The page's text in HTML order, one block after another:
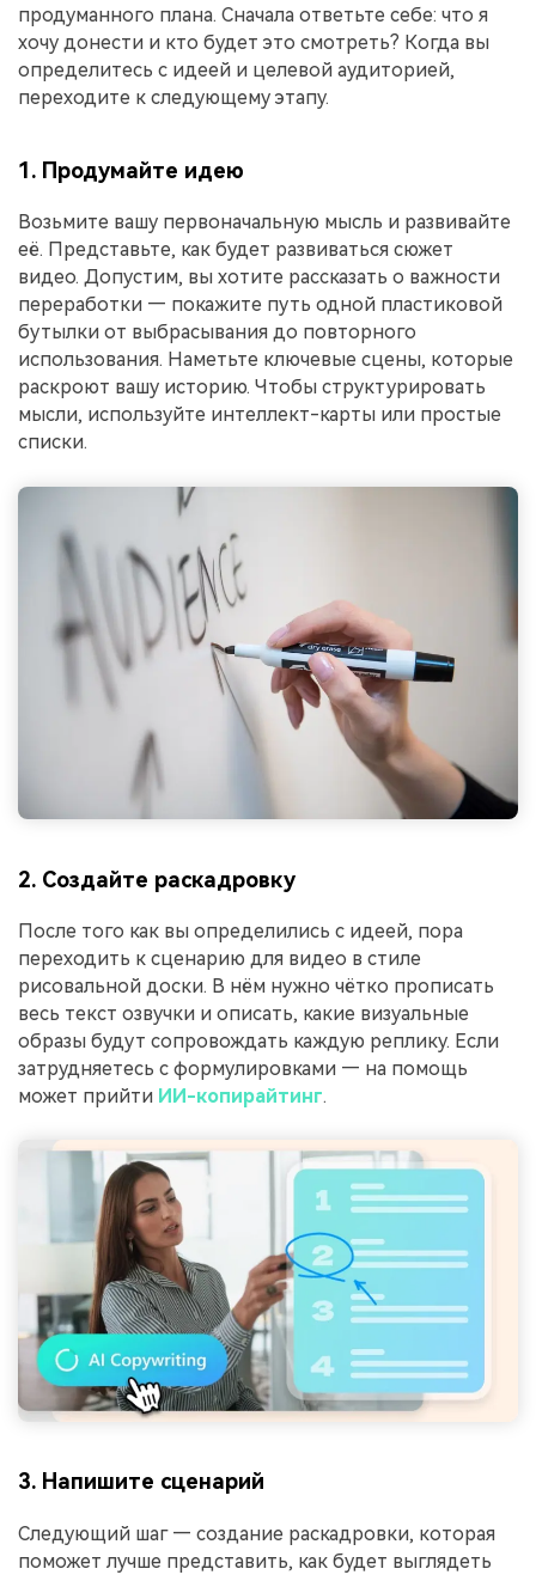
продуманного плана. Сначала ответьте себе: что я
хочу донести и кто будет это смотреть? Когда вы
определитесь с идеей и целевой аудиторией,
переходите к следующему этапу.
1. Продумайте идею
Возьмите вашу первоначальную мысль и развивайте
её. Представьте, как будет развиваться сюжет
видео. Допустим, вы хотите рассказать о важности
переработки — покажите путь одной пластиковой
бутылки от выбрасывания до повторного
использования. Наметьте ключевые сцены, которые
раскроют вашу историю. Чтобы структурировать
мысли, используйте интеллект-карты или простые
списки.
2. Создайте раскадровку
После того как вы определились с идеей, пора
переходить к сценарию для видео в стиле
рисовальной доски. В нём нужно чётко прописать
весь текст озвучки и описать, какие визуальные
образы будут сопровождать каждую реплику. Если
затрудняетесь с формулировками — на помощь
может прийти ИИ-копирайтинг.
3. Напишите сценарий
Следующий шаг — создание раскадровки, которая
поможет лучше представить, как будет выглядеть